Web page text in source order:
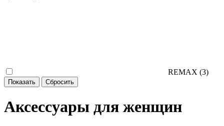
REMAX (3)
Аксессуары для женщин